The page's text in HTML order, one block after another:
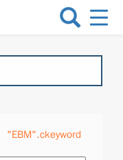
選
換
"EBM".ckeyword